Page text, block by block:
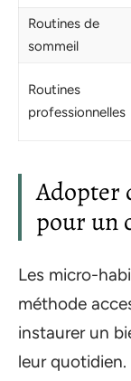
Routines de
sommeil
Routines
professionnelles
Adopter
pour un
Les micro-
méthode
instaurer un
leur